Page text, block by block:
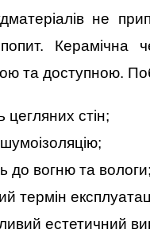
не
Керамічна
та доступною.
цегляних стін;
до вогню та вологи;
термін
естетичний